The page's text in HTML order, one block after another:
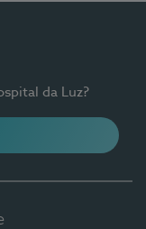
da Luz?